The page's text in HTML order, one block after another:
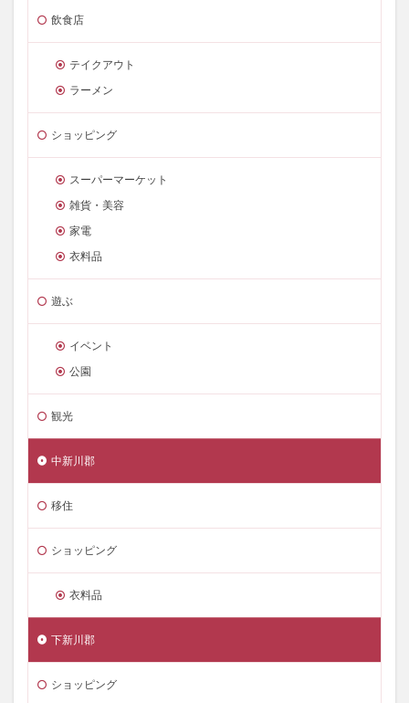
飲食店
テイクアウト
ラーメン
ショッピング
スーパーマーケット
雑貨・美容
家電
衣料品
遊ぶ
イベント
公園
観光
中新川郡
移住
ショッピング
衣料品
下新川郡
ショッピング